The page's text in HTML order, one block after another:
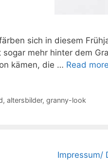
sich in diesem
mehr hinter dem
kämen, die … Read more
, altersbilder, granny-look
Impressum/